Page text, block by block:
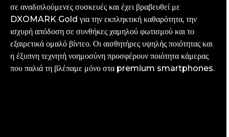
σε αναδιπλούμενες συσκευές και έχει βραβευθεί με
DXOMARK Gold για την εκπληκτική καθαρότητα, την
ισχυρή απόδοση σε συνθήκες χαμηλού φωτισμού και το
εξαιρετικά ομαλό βίντεο. Οι αισθητήρες υψηλής ποιότητας και
η έξυπνη τεχνητή νοημοσύνη προσφέρουν ποιότητα κάμερας
που παλιά τη βλέπαμε μόνο στα premium smartphones.